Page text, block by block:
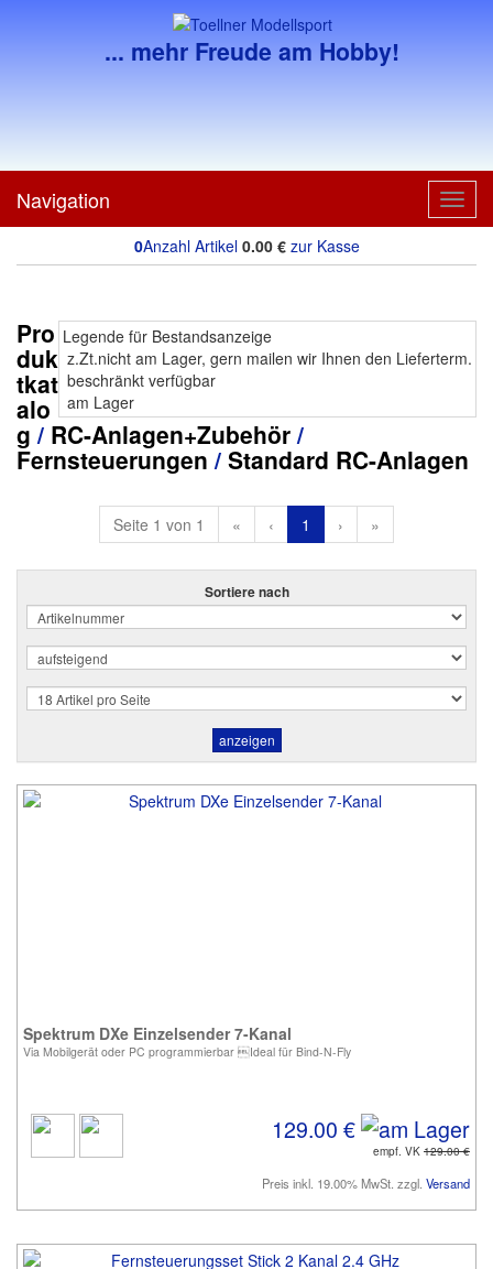
... mehr Freude am Hobby!
Navigation
0Anzahl Artikel 0.00€ zur Kasse
Legende für Bestandsanzeige
z.Zt.nicht am Lager, gern mailen wir Ihnen den Lieferterm.
beschränkt verfügbar
am Lager
Pro
duk
tkat
alo
g / RC-Anlagen+Zubehör/
Fernsteuerungen / Standard RC-Anlagen
Seite 1 von 1 « ‹ 1 › »
Sortiere nach
Spektrum DXe Einzelsender 7-Kanal
Via Mobilgerät oder PC programmierbar Ideal für Bind-N-Fly
129.00 €
empf. VK 129.00 €
Preis inkl. 19.00% MwSt. zzgl. Versand